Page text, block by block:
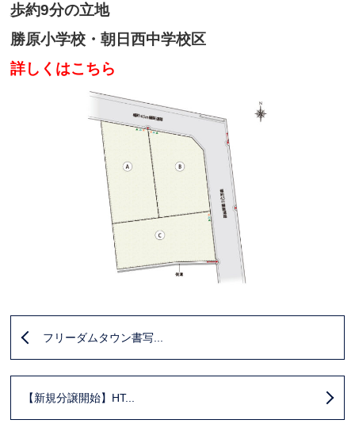
歩約9分の立地
勝原小学校・朝日西中学校区
詳しくはこちら
フリーダムタウン書写...
【新規分譲開始】HT...